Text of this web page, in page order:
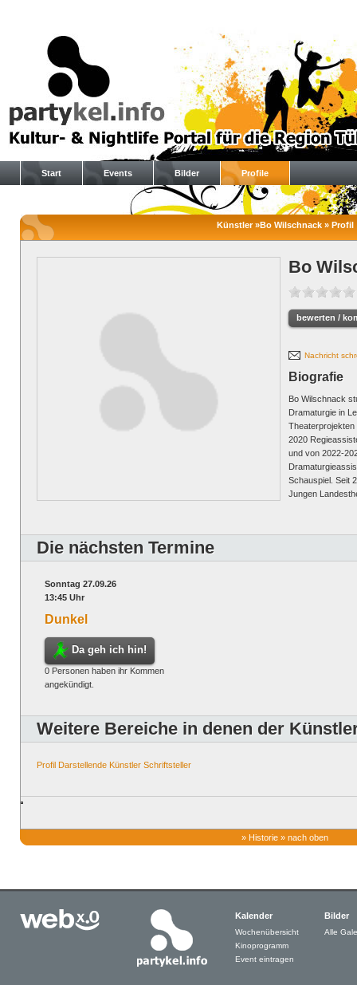
Start Events Bilder Profile
Künstler »Bo Wilschnack » Profil
Bo
bewerten /
Nachricht
Biografie
Bo Wilschnack
Dramaturgie in
2020
und von 2022-
Schauspiel. Seit
Jungen
Die nächsten Termine
Sonntag 27.09.26
13:45 Uhr
Dunkel
Da geh ich hin!
0 Personen haben ihr Kommen
angekündigt.
Weitere Bereiche in denen der
Profil Darstellende Künstler Schriftsteller
» Historie » nach oben
Kalender
Wochenübersicht
Kinoprogramm
Event eintragen
Bilder
Alle